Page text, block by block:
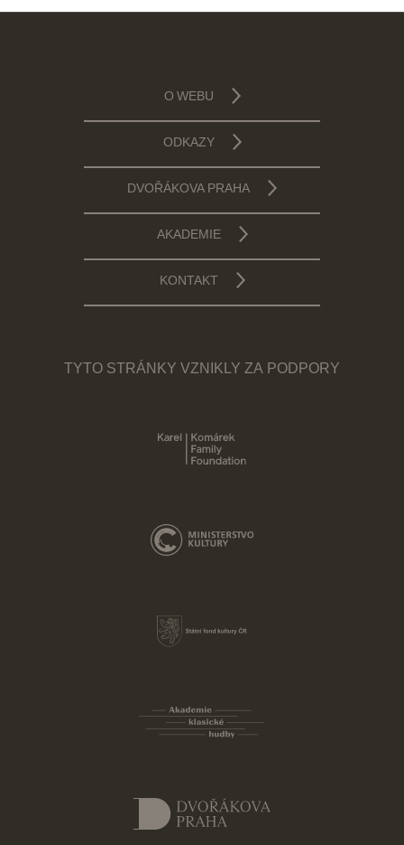
O WEBU
ODKAZY
DVOŘÁKOVA PRAHA
AKADEMIE
KONTAKT
TYTO STRÁNKY VZNIKLY ZA PODPORY